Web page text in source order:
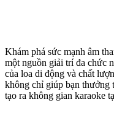
Khám phá sức mạnh âm
một nguồn giải trí đa chức
của loa di động và chất
không chỉ giúp bạn thưởng
tạo ra không gian karaoke